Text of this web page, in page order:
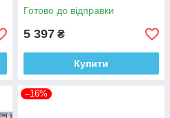
Готово до відправки
5 397 ₴
Купити
–16%